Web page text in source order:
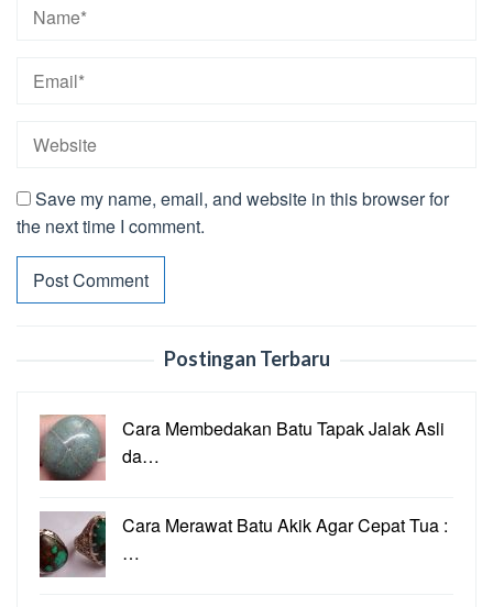
Save my name, email, and website in this browser for
the next time I comment.
Postingan Terbaru
Cara Membedakan Batu Tapak Jalak Asli
da…
Cara Merawat Batu Akik Agar Cepat Tua :
…